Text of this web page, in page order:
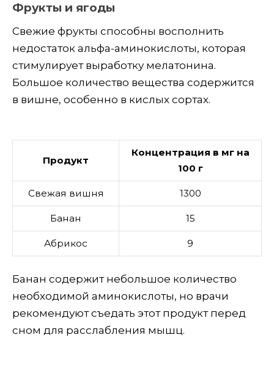
Фрукты и ягоды
Свежие фрукты способны восполнить
недостаток альфа-аминокислоты, которая
стимулирует выработку мелатонина.
Большое количество вещества содержится
в вишне, особенно в кислых сортах.
Продукт
Концентрация в мг на
100 г
Свежая вишня 1300
Банан 15
Абрикос 9
Банан содержит небольшое количество
необходимой аминокислоты, но врачи
рекомендуют съедать этот продукт перед
сном для расслабления мышц.